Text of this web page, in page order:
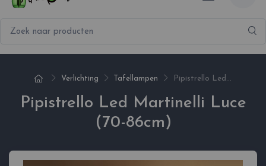
Verlichting Tafellampen Pipistrello Led...
Pipistrello Led Martinelli Luce
(70-86cm)